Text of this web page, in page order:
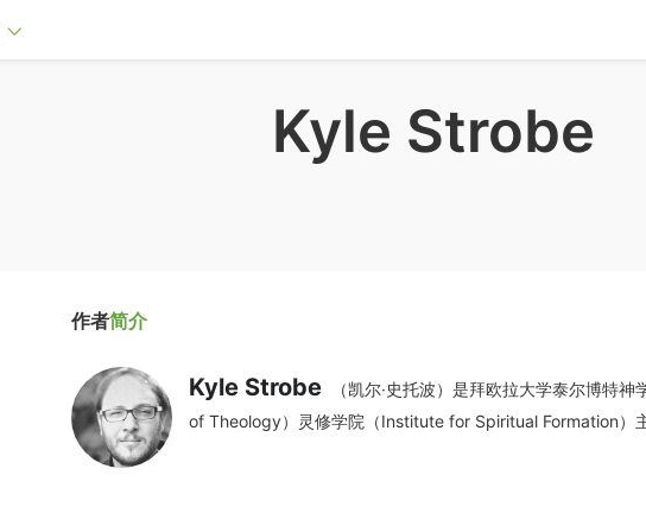
Kyle Strobe
作者简介
Kyle Strobe
（凯尔·史托波）是拜欧拉大学泰尔博特
of Theology）灵修学院（Institute for Spiritual Formation）主